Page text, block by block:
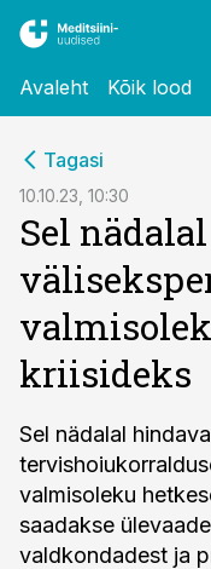
Avaleht Kõik lood
Tagasi
10.10.23, 10:30
Sel
kriisideks
Sel nädalal
valmisoleku
saadakse
valdkondadest ja